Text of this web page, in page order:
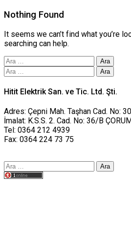
Nothing Found
It seems we can’t find what you’re
searching can help.
Arama:
Arama:
Hitit Elektrik San. ve Tic. Ltd. Şti.
Adres: Çepni Mah. Taşhan Cad. No:
İmalat: K.S.S. 2. Cad. No: 36/B
Tel: 0364 212 4939
Fax: 0364 224 73 75
Arama: